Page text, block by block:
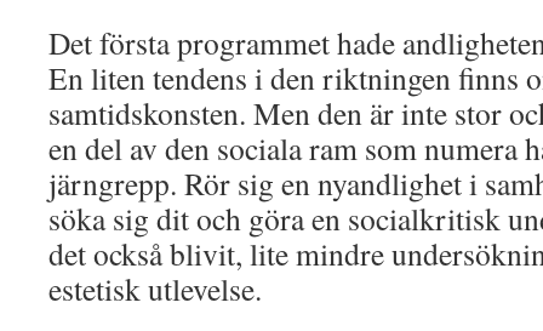
Det första programmet hade
En liten tendens i den riktningen finns
samtidskonsten. Men den är inte stor
en del av den sociala ram som numera
järngrepp. Rör sig en nyandlighet i
söka sig dit och göra en socialkritisk
det också blivit, lite mindre
estetisk utlevelse.